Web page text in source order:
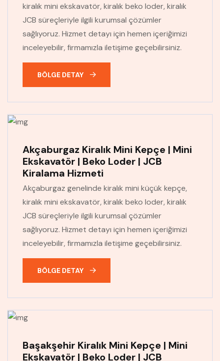
kiralık mini ekskavatör, kiralık beko loder, kiralık
JCB süreçleriyle ilgili kurumsal çözümler
sağlıyoruz. Hizmet detayı için hemen içeriğimizi
inceleyebilir, firmamızla iletişime geçebilirsiniz.
BÖLGE DETAY
Akçaburgaz Kiralık Mini Kepçe | Mini
Ekskavatör | Beko Loder | JCB
Kiralama Hizmeti
Akçaburgaz genelinde kiralık mini küçük kepçe,
kiralık mini ekskavatör, kiralık beko loder, kiralık
JCB süreçleriyle ilgili kurumsal çözümler
sağlıyoruz. Hizmet detayı için hemen içeriğimizi
inceleyebilir, firmamızla iletişime geçebilirsiniz.
BÖLGE DETAY
Başakşehir Kiralık Mini Kepçe | Mini
Ekskavatör | Beko Loder | JCB